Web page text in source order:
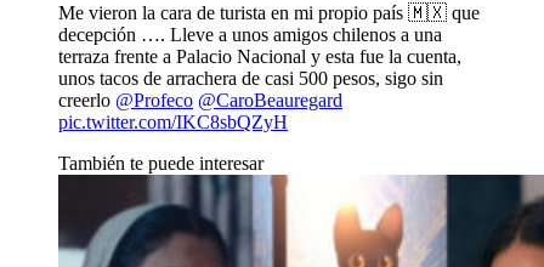
Me vieron la cara de turista en mi propio país 🇲🇽 que
decepción …. Lleve a unos amigos chilenos a una
terraza frente a Palacio Nacional y esta fue la cuenta,
unos tacos de arrachera de casi 500 pesos, sigo sin
creerlo @Profeco @CaroBeauregard
pic.twitter.com/IKC8sbQZyH
También te puede interesar